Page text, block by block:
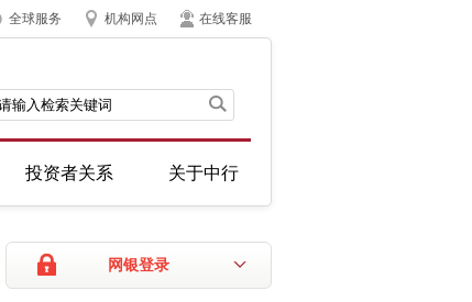
全球服务 机构网点 在线客服
投资者关系 关于中行
网银登录